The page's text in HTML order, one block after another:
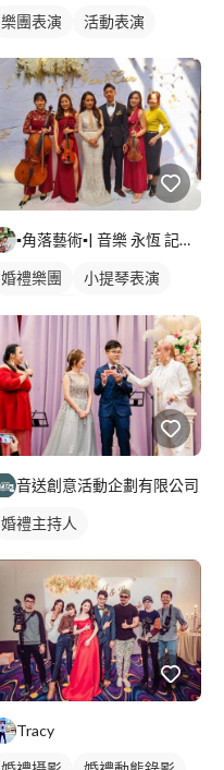
樂團表演 活動表演
▪角落藝術▪| 音樂 永恆 記憶深處 |
婚禮樂團
小提琴表演
音送創意活動企劃有限公司
婚禮主持人
Tracy